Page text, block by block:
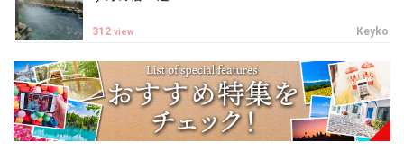
Keyko
312 view